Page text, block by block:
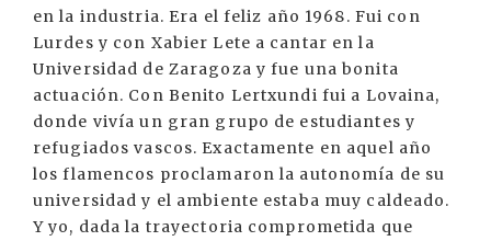
en la industria. Era el feliz año 1968. Fui con
Lurdes y con Xabier Lete a cantar en la
Universidad de Zaragoza y fue una bonita
actuación. Con Benito Lertxundi fui a Lovaina,
donde vivía un gran grupo de estudiantes y
refugiados vascos. Exactamente en aquel año
los flamencos proclamaron la autonomía de su
universidad y el ambiente estaba muy caldeado.
Y yo, dada la trayectoria comprometida que